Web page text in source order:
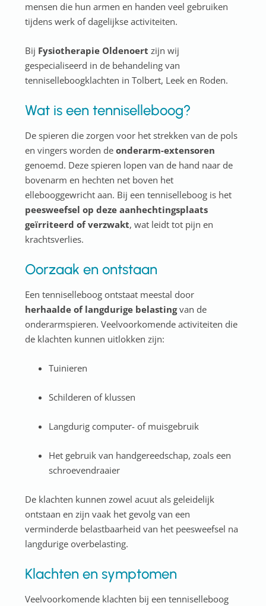
mensen die hun armen en handen veel gebruiken
tijdens werk of dagelijkse activiteiten.
Bij Fysiotherapie Oldenoert zijn wij
gespecialiseerd in de behandeling van
tenniselleboogklachten in Tolbert, Leek en Roden.
Wat is een tenniselleboog?
De spieren die zorgen voor het strekken van de pols
en vingers worden de onderarm-extensoren
genoemd. Deze spieren lopen van de hand naar de
bovenarm en hechten net boven het
ellebooggewricht aan. Bij een tenniselleboog is het
peesweefsel op deze aanhechtingsplaats
geïrriteerd of verzwakt, wat leidt tot pijn en
krachtsverlies.
Oorzaak en ontstaan
Een tenniselleboog ontstaat meestal door
herhaalde of langdurige belastingvan de
onderarmspieren. Veelvoorkomende activiteiten die
de klachten kunnen uitlokken zijn:
Tuinieren
Schilderen of klussen
Langdurig computer- of muisgebruik
Het gebruik van handgereedschap, zoals een
schroevendraaier
De klachten kunnen zowel acuut als geleidelijk
ontstaan en zijn vaak het gevolg van een
verminderde belastbaarheid van het peesweefsel na
langdurige overbelasting.
Klachten en symptomen
Veelvoorkomende klachten bij een tenniselleboog